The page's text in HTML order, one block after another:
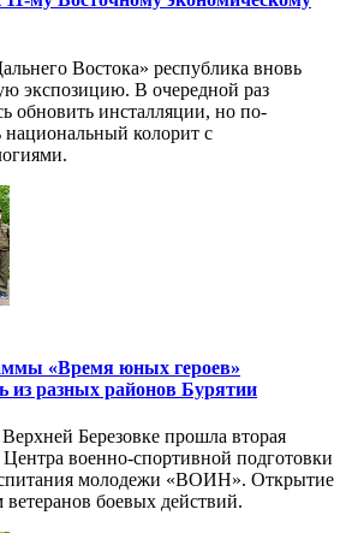
Востока» республика вновь
экспозицию. В очередной раз
обновить инсталляции, но по-
колорит с
«Время юных героев»
из разных районов Бурятии
Березовке прошла вторая
военно-спортивной подготовки
молодежи «ВОИН». Открытие
боевых действий.